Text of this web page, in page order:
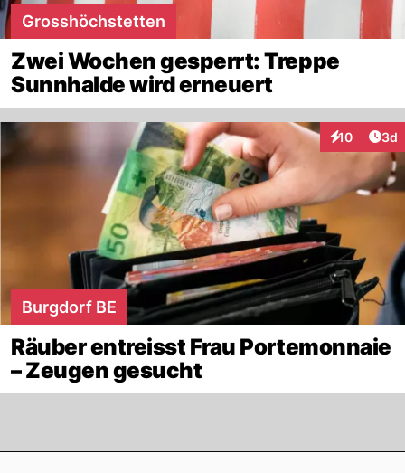
Grosshöchstetten
Zwei Wochen gesperrt: Treppe
Sunnhalde wird erneuert
10
Interaktionen
3d
Burgdorf BE
Räuber entreisst Frau Portemonnaie
– Zeugen gesucht